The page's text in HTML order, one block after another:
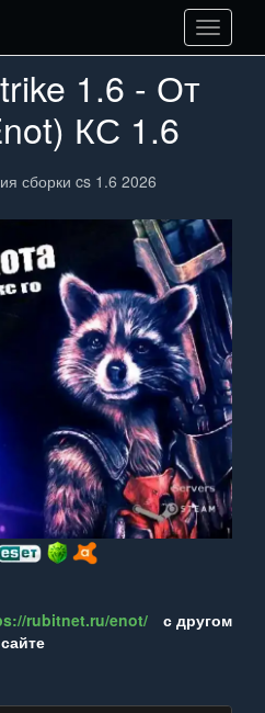
сайта
1.6 - От
КС 1.6
сборки cs 1.6 2026
rubitnet.ru/enot/
с другом